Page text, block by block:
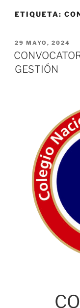
ETIQUETA:
PUBLICADO
EL
29 MAYO, 2024
GESTIÓN